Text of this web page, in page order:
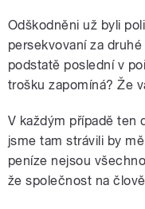
Odškodněni už byli
persekvovaní za
podstatě poslední v
trošku zapomíná? Že
V každým případě ten
jsme tam strávili by
peníze nejsou
že společnost na